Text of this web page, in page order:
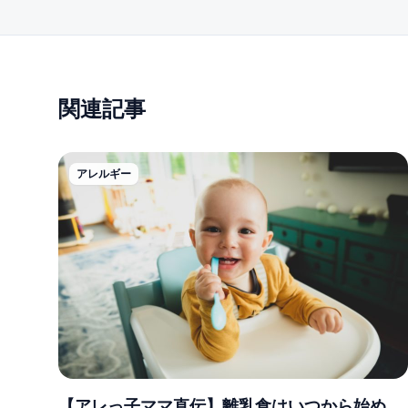
関連記事
アレルギー